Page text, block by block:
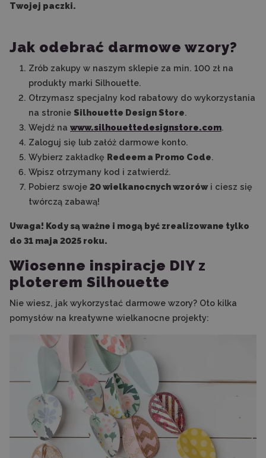
Twojej paczki.
Jak odebrać darmowe wzory?
Zrób zakupy w naszym sklepie za min. 100 zł na
produkty marki Silhouette.
Otrzymasz specjalny kod rabatowy do wykorzystania
na stronie Silhouette Design Store.
Wejdź na www.silhouettedesignstore.com.
Zaloguj się lub załóż darmowe konto.
Wybierz zakładkę Redeem a Promo Code.
Wpisz otrzymany kod i zatwierdź.
Pobierz swoje 20 wielkanocnych wzorówi ciesz się
twórczą zabawą!
Uwaga! Kody są ważne i mogą być zrealizowane tylko
do 31 maja 2025 roku.
Wiosenne inspiracje DIY z
ploterem Silhouette
Nie wiesz, jak wykorzystać darmowe wzory? Oto kilka
pomysłów na kreatywne wielkanocne projekty: